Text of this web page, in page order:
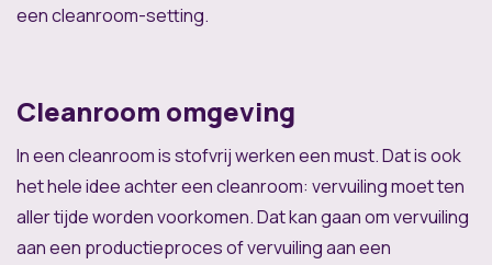
een cleanroom-setting.
Cleanroom omgeving
In een cleanroom is stofvrij werken een must. Dat is ook
het hele idee achter een cleanroom: vervuiling moet ten
aller tijde worden voorkomen. Dat kan gaan om vervuiling
aan een productieproces of vervuiling aan een